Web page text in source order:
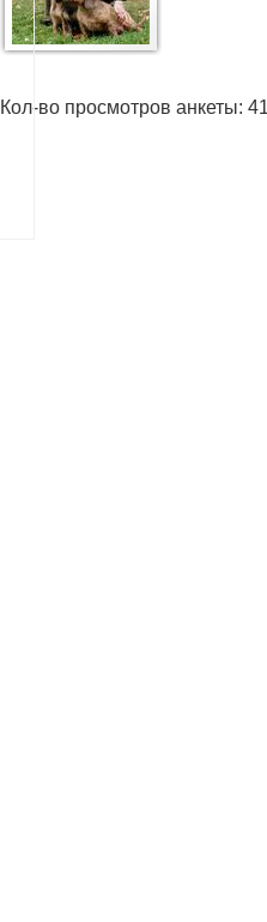
Кол-во просмотров анкеты: